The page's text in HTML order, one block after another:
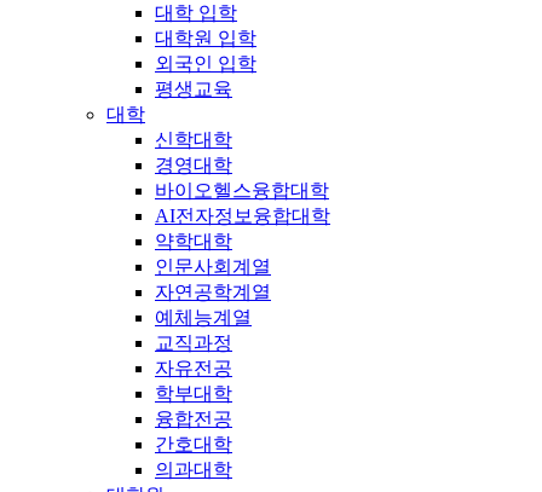
대학 입학
대학원 입학
외국인 입학
평생교육
대학
신학대학
경영대학
바이오헬스융합대학
AI전자정보융합대학
약학대학
인문사회계열
자연공학계열
예체능계열
교직과정
자유전공
학부대학
융합전공
간호대학
의과대학